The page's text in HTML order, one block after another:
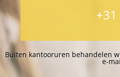
Buiten kantooruren behandelen
e-